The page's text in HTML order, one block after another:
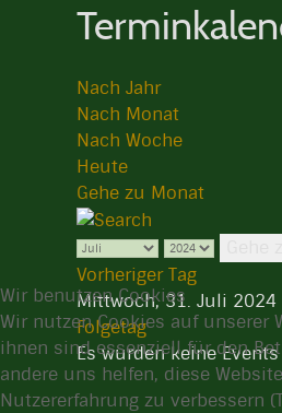
Nach Jahr
Nach Monat
Nach Woche
Heute
Gehe zu Monat
Vorheriger Tag
Mittwoch, 31. Juli 2024
Folgetag
Es wurden keine
Wir benutzen Cookies
Wir nutzen Cookies auf unserer
ihnen sind essenziell für den
andere uns helfen, diese
Nutzererfahrung zu verbessern